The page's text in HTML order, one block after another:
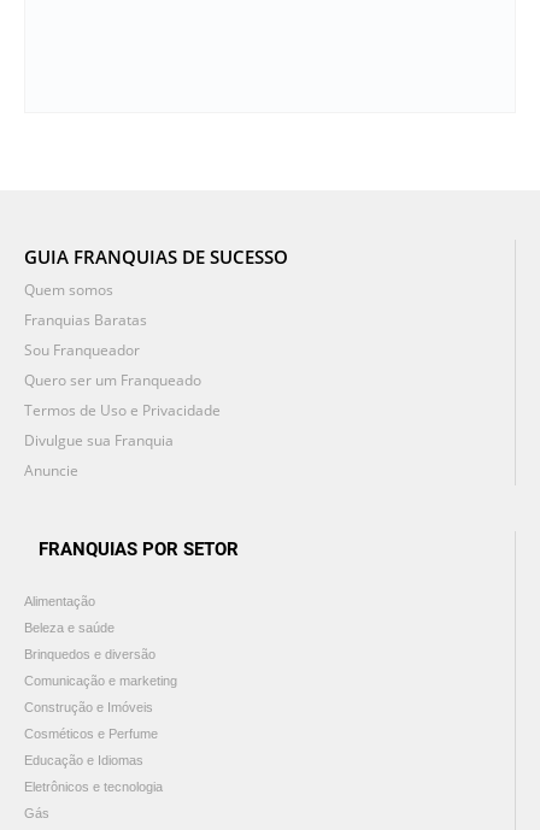
GUIA FRANQUIAS DE SUCESSO
Quem somos
Franquias Baratas
Sou Franqueador
Quero ser um Franqueado
Termos de Uso e Privacidade
Divulgue sua Franquia
Anuncie
FRANQUIAS POR SETOR
Alimentação
Beleza e saúde
Brinquedos e diversão
Comunicação e marketing
Construção e Imóveis
Cosméticos e Perfume
Educação e Idiomas
Eletrônicos e tecnologia
Gás